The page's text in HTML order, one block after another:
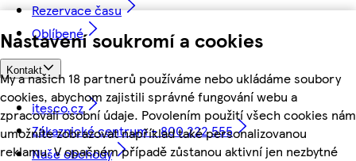
Nastavení soukromí a cookies
My a našich 18 partnerů používáme nebo ukládáme soubory
cookies, abychom zajistili správné fungování webu a
zpracovali osobní údaje. Povolením použití všech cookies nám
umožníte zobrazovat například také personalizovanou
reklamu. V opačném případě zůstanou aktivní jen nezbytné
Rezervace času
Oblíbené
Kontakt
itesco.cz
Zákaznické centrum - 800 222 555
Naše obchody